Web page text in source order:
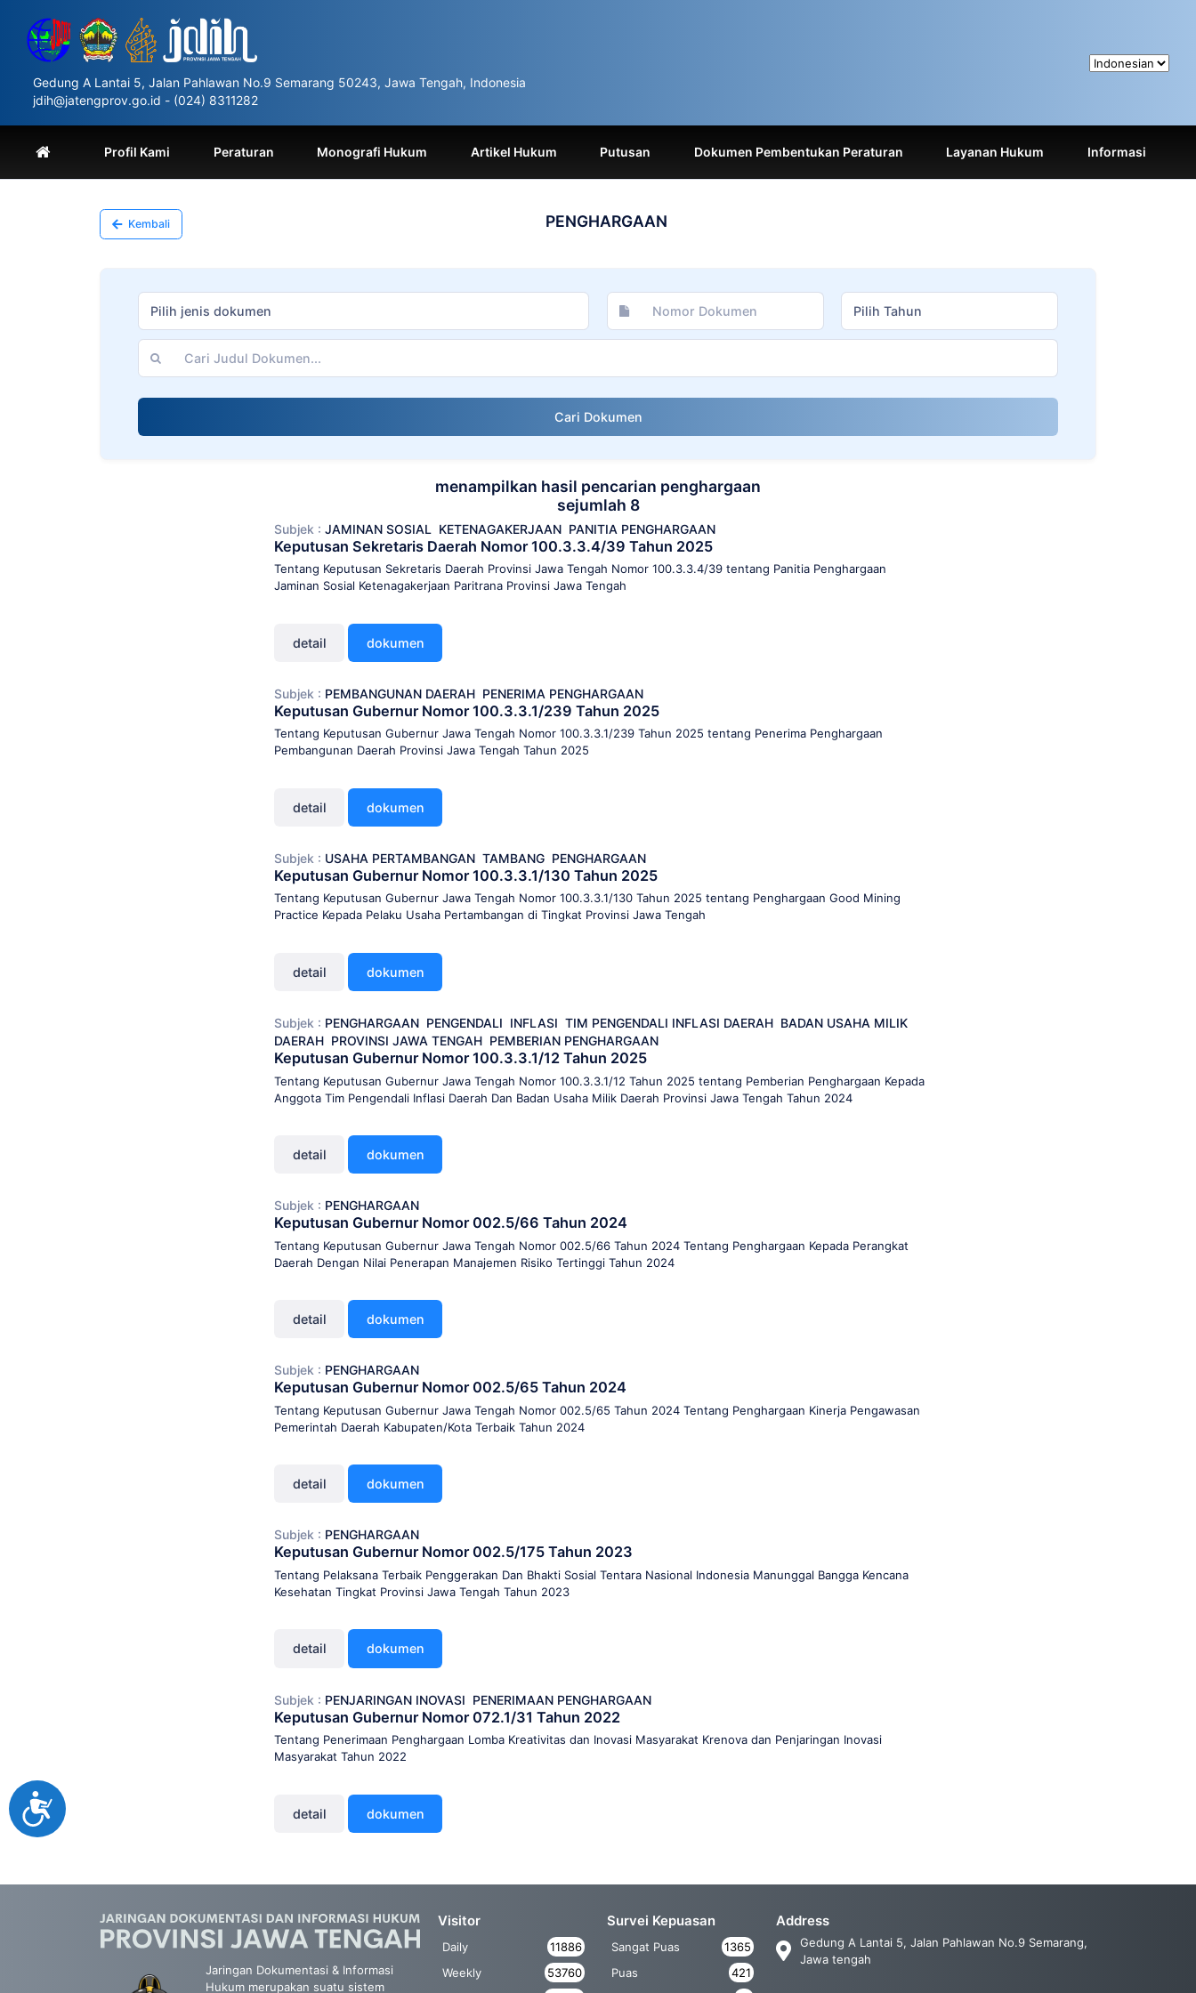
website
includes
accessibility
system.
Control-
F11
Accessibility
Gedung A Lantai 5, Jalan Pahlawan No.9 Semarang 50243, Jawa Tengah, Indonesia
jdih@jatengprov.go.id - (024) 8311282
Profil Kami Peraturan Monografi Hukum Artikel Hukum Putusan Dokumen Pembentukan Peraturan Layanan Hukum Informasi
Kembali PENGHARGAAN
Pilih jenis dokumen Pilih Tahun
Cari Dokumen
menampilkan hasil pencarian penghargaan
sejumlah 8
Subjek :JAMINAN SOSIAL KETENAGAKERJAAN PANITIA PENGHARGAAN
Keputusan Sekretaris Daerah Nomor 100.3.3.4/39 Tahun 2025
Tentang Keputusan Sekretaris Daerah Provinsi Jawa Tengah Nomor 100.3.3.4/39 tentang Panitia Penghargaan
Jaminan Sosial Ketenagakerjaan Paritrana Provinsi Jawa Tengah
detail dokumen
Subjek : PEMBANGUNAN DAERAH PENERIMA PENGHARGAAN
Keputusan Gubernur Nomor 100.3.3.1/239 Tahun 2025
Tentang Keputusan Gubernur Jawa Tengah Nomor 100.3.3.1/239 Tahun 2025 tentang Penerima Penghargaan
Pembangunan Daerah Provinsi Jawa Tengah Tahun 2025
detail dokumen
Subjek : USAHA PERTAMBANGAN TAMBANG PENGHARGAAN
Keputusan Gubernur Nomor 100.3.3.1/130 Tahun 2025
Tentang Keputusan Gubernur Jawa Tengah Nomor 100.3.3.1/130 Tahun 2025 tentang Penghargaan Good Mining
Practice Kepada Pelaku Usaha Pertambangan di Tingkat Provinsi Jawa Tengah
detail dokumen
Subjek : PENGHARGAAN PENGENDALI INFLASI TIM PENGENDALI INFLASI DAERAH BADAN USAHA MILIK
DAERAH PROVINSI JAWA TENGAH PEMBERIAN PENGHARGAAN
Keputusan Gubernur Nomor 100.3.3.1/12 Tahun 2025
Tentang Keputusan Gubernur Jawa Tengah Nomor 100.3.3.1/12 Tahun 2025 tentang Pemberian Penghargaan Kepada
Anggota Tim Pengendali Inflasi Daerah Dan Badan Usaha Milik Daerah Provinsi Jawa Tengah Tahun 2024
detail dokumen
Subjek : PENGHARGAAN
Keputusan Gubernur Nomor 002.5/66 Tahun 2024
Tentang Keputusan Gubernur Jawa Tengah Nomor 002.5/66 Tahun 2024 Tentang Penghargaan Kepada Perangkat
Daerah Dengan Nilai Penerapan Manajemen Risiko Tertinggi Tahun 2024
detail dokumen
Subjek : PENGHARGAAN
Keputusan Gubernur Nomor 002.5/65 Tahun 2024
Tentang Keputusan Gubernur Jawa Tengah Nomor 002.5/65 Tahun 2024 Tentang Penghargaan Kinerja Pengawasan
Pemerintah Daerah Kabupaten/Kota Terbaik Tahun 2024
detail dokumen
Subjek : PENGHARGAAN
Keputusan Gubernur Nomor 002.5/175 Tahun 2023
Tentang Pelaksana Terbaik Penggerakan Dan Bhakti Sosial Tentara Nasional Indonesia Manunggal Bangga Kencana
Kesehatan Tingkat Provinsi Jawa Tengah Tahun 2023
detail dokumen
Subjek : PENJARINGAN INOVASI PENERIMAAN PENGHARGAAN
Keputusan Gubernur Nomor 072.1/31 Tahun 2022
Tentang Penerimaan Penghargaan Lomba Kreativitas dan Inovasi Masyarakat Krenova dan Penjaringan Inovasi
Masyarakat Tahun 2022
detail dokumen
Jaringan Dokumentasi & Informasi
Hukum merupakan suatu sistem
Visitor
Daily
11886
Weekly
53760
Survei Kepuasan
Sangat Puas
1365
Puas
421
Address
Gedung A Lantai 5, Jalan Pahlawan No.9 Semarang,
Jawa tengah